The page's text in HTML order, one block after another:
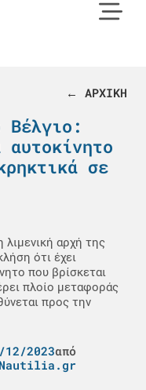
← ΑΡΧΙΚΗ
Βέλγιο:
αυτοκίνητο
σε
αρχή της
ότι έχει
που βρίσκεται
πλοίο μεταφοράς
προς την
12/2023από
Nautilia.gr